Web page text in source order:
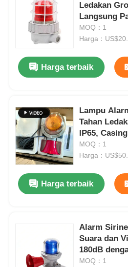
Ledakan
Langsung
OEM
MOQ：1
Harga：
Harga terbaik
Lampu
Tahan
IP65,
Aluminium,
LED Multi-
MOQ：1
Harga：
Harga terbaik
Alarm
Suara dan
180dB
Peringatan
MOQ：1